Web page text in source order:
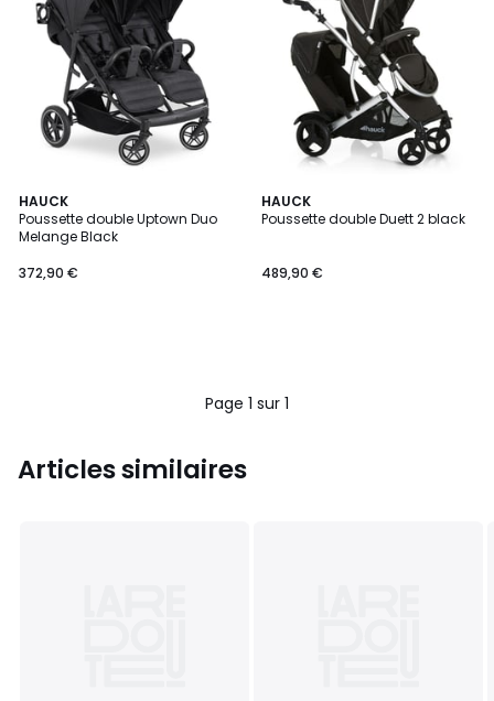
HAUCK
Poussette double Uptown Duo
Melange Black
372,90 €
HAUCK
Poussette double Duett 2 black
489,90 €
Page 1 sur 1
Articles similaires